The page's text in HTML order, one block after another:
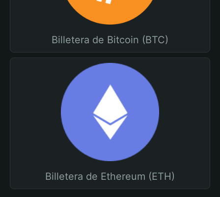
Billetera de Bitcoin (BTC)
Billetera de Ethereum (ETH)